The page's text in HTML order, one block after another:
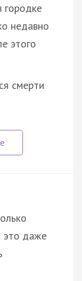
городке
недавно
этого
смерти
это даже